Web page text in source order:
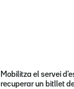
Mobilitza el servei
recuperar un bitllet